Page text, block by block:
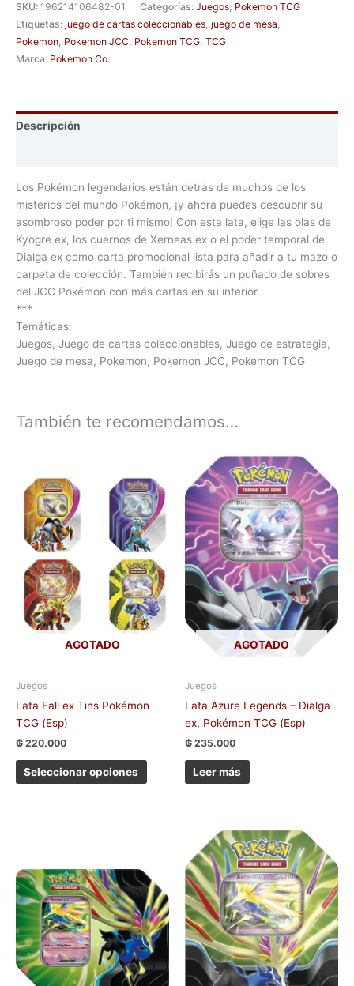
SKU: 196214106482-01 Categorías: Juegos, Pokemon TCG
Etiquetas: juego de cartas coleccionables, juego de mesa,
Pokemon, Pokemon JCC, Pokemon TCG, TCG
Marca: Pokemon Co.
Descripción
Los Pokémon legendarios están detrás de muchos de los
misterios del mundo Pokémon, ¡y ahora puedes descubrir su
asombroso poder por ti mismo! Con esta lata, elige las olas de
Kyogre ex, los cuernos de Xerneas ex o el poder temporal de
Dialga ex como carta promocional lista para añadir a tu mazo o
carpeta de colección. También recibirás un puñado de sobres
del JCC Pokémon con más cartas en su interior.
***
Temáticas:
Juegos, Juego de cartas coleccionables, Juego de estrategia,
Juego de mesa, Pokemon, Pokemon JCC, Pokemon TCG
También te recomendamos…
AGOTADO
Juegos
Lata Fall ex Tins Pokémon
TCG (Esp)
₲ 220.000
Seleccionar opciones
tiene
múltiples
variantes.
Las
opciones
se
pueden
elegir
en
producto
AGOTADO
Juegos
Lata Azure Legends – Dialga
ex, Pokémon TCG (Esp)
₲ 235.000
Leer más